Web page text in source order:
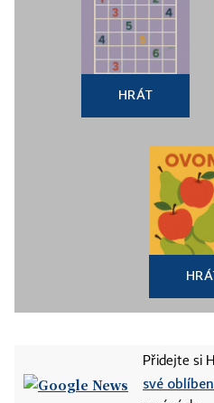
HRÁT
Přidejte si
své